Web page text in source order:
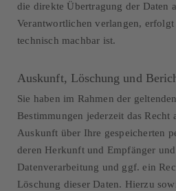
die direkte Übertragung der Daten
Verantwortlichen verlangen, erfolgt
technisch machbar ist.
Auskunft, Löschung und
Sie haben im Rahmen der
Bestimmungen jederzeit das Recht
Auskunft über Ihre gespeicherten
deren Herkunft und Empfänger
Datenverarbeitung und ggf. ein
Löschung dieser Daten. Hierzu